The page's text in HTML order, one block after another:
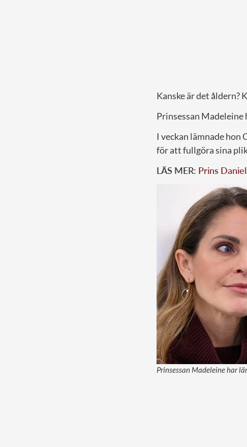
Kanske är det åldern?
Prinsessan
I veckan lämnade hon
för att fullgöra sina
LÄS MER: Prins
Prinsessan Madeleine har